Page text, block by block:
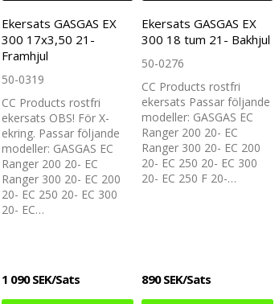
Ekersats GASGAS EX
300 17x3,50 21-
Framhjul
50-0319
CC Products rostfri
ekersats OBS! För X-
ekring. Passar följande
modeller: GASGAS EC
Ranger 200 20- EC
Ranger 300 20- EC 200
20- EC 250 20- EC 300
20- EC…
1 090 SEK/Sats
Ekersats GASGAS EX
300 18 tum 21- Bakhjul
50-0276
CC Products rostfri
ekersats Passar följande
modeller: GASGAS EC
Ranger 200 20- EC
Ranger 300 20- EC 200
20- EC 250 20- EC 300
20- EC 250 F 20-…
890 SEK/Sats